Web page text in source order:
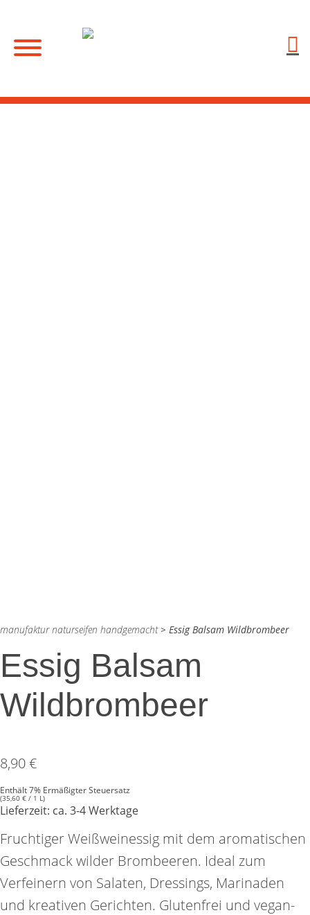
manufaktur naturseifen handgemacht> Essig Balsam Wildbrombeer
Essig Balsam
Wildbrombeer
8,90€
Enthält 7% Ermäßigter Steuersatz
(35,60 € / 1 L)
Lieferzeit: ca. 3-4 Werktage
Fruchtiger Weißweinessig mit dem aromatischen
Geschmack wilder Brombeeren. Ideal zum
Verfeinern von Salaten, Dressings, Marinaden
und kreativen Gerichten. Glutenfrei und vegan-